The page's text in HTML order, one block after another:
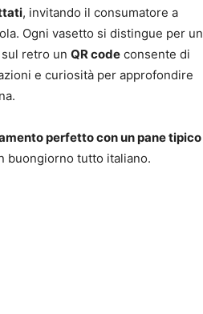
, invitando il consumatore a
Ogni vasetto si distingue per un
retro un QR code consente di
e curiosità per approfondire
perfetto con un pane tipico
buongiorno tutto italiano.